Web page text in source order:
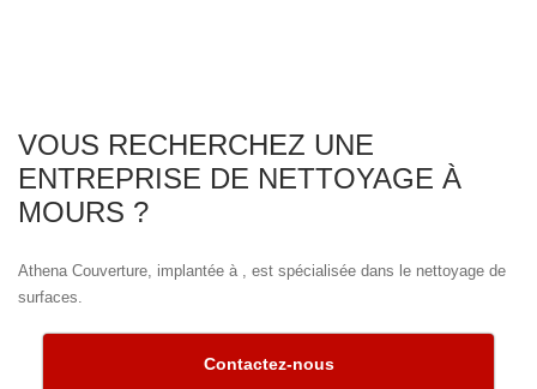
VOUS RECHERCHEZ UNE
ENTREPRISE DE NETTOYAGE À
MOURS ?
Athena Couverture, implantée à , est spécialisée dans le nettoyage de
surfaces.
Contactez-nous